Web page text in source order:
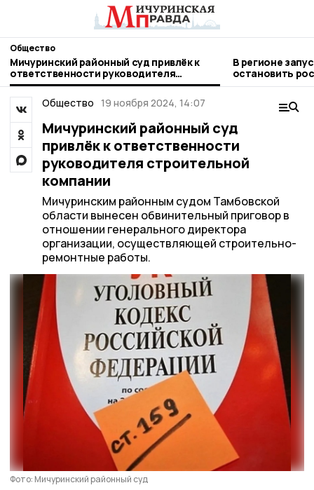
Общество
Мичуринский районный суд привлёк к
ответственности руководителя
строительной компании
В регионе
остановить
Общество 19 ноября 2024, 14:07
Мичуринский районный суд
привлёк к ответственности
руководителя строительной
компании
Мичуринским районным судом Тамбовской
области вынесен обвинительный приговор в
отношении генерального директора
организации, осуществляющей строительно-
ремонтные работы.
Фото: Мичуринский районный суд